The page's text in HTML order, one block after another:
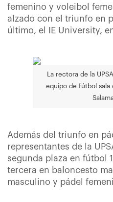
femenino y voleibol
alzado con el triunfo en
último, el IE University,
La rectora de la
equipo de fútbol sala
Además del triunfo en
representantes de la
segunda plaza en fútbol
tercera en baloncesto
masculino y pádel